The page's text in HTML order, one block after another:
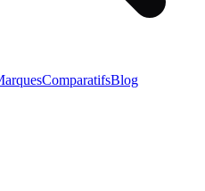
ComparatifsBlog